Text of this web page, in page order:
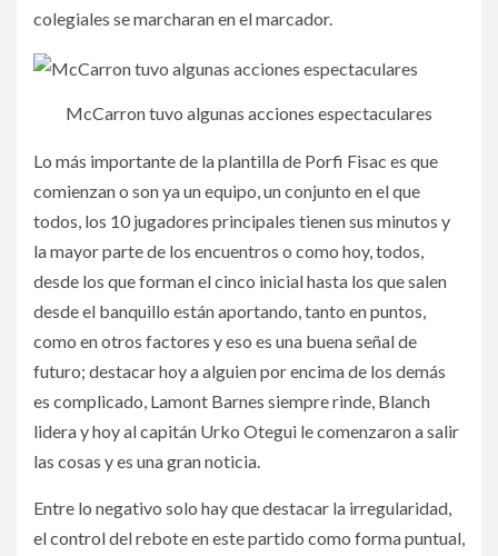
colegiales se marcharan en el marcador.
McCarron tuvo algunas acciones espectaculares
Lo más importante de la plantilla de Porfi Fisac es que
comienzan o son ya un equipo, un conjunto en el que
todos, los 10 jugadores principales tienen sus minutos y
la mayor parte de los encuentros o como hoy, todos,
desde los que forman el cinco inicial hasta los que salen
desde el banquillo están aportando, tanto en puntos,
como en otros factores y eso es una buena señal de
futuro; destacar hoy a alguien por encima de los demás
es complicado, Lamont Barnes siempre rinde, Blanch
lidera y hoy al capitán Urko Otegui le comenzaron a salir
las cosas y es una gran noticia.
Entre lo negativo solo hay que destacar la irregularidad,
el control del rebote en este partido como forma puntual,